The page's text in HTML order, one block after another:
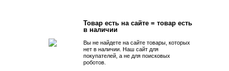
Товар есть на сайте = товар есть
в наличии
Вы не найдете на сайте товары, которых
нет в наличии. Наш сайт для
покупателей, а не для поисковых
роботов.